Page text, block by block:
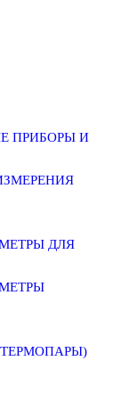
ПРИБОРЫ И
ДЛЯ